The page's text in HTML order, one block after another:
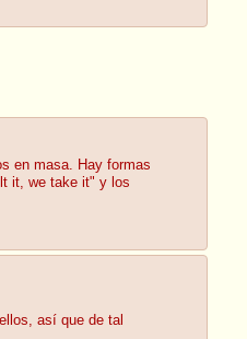
en masa. Hay formas
it, we take it" y los
así que de tal